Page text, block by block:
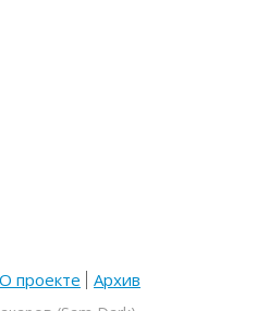
О проекте Архив